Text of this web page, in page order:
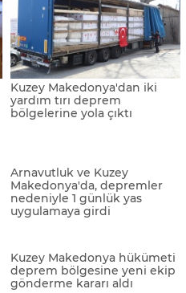
Çavuşoğlu: "(Kuzey
Makedonya ile) Tarihi ve
Kuzey Makedonya'dan iki
yardım tırı deprem
bölgelerine yola çıktı